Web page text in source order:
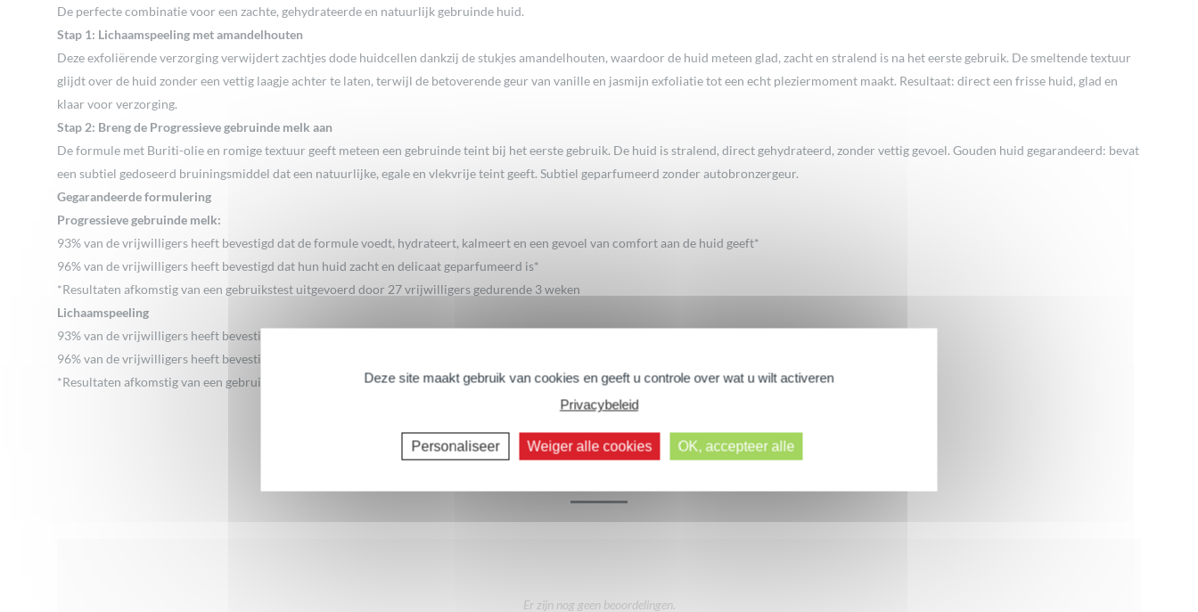
De perfecte combinatie voor een zachte, gehydrateerde en natuurlijk gebruinde huid.
Stap 1: Lichaamspeeling met amandelhouten
Deze exfoliërende verzorging verwijdert zachtjes dode huidcellen dankzij de stukjes amandelhouten, waardoor de huid meteen glad, zacht en stralend is na het eerste gebruik. De smeltende textuur
glijdt over de huid zonder een vettig laagje achter te laten, terwijl de betoverende geur van vanille en jasmijn exfoliatie tot een echt pleziermoment maakt. Resultaat: direct een frisse huid, glad en
klaar voor verzorging.
Stap 2: Breng de Progressieve gebruinde melk aan
De formule met Buriti-olie en romige textuur geeft meteen een gebruinde teint bij het eerste gebruik. De huid is stralend, direct gehydrateerd, zonder vettig gevoel. Gouden huid gegarandeerd: bevat
een subtiel gedoseerd bruiningsmiddel dat een natuurlijke, egale en vlekvrije teint geeft. Subtiel geparfumeerd zonder autobronzergeur.
Gegarandeerde formulering
Progressieve gebruinde melk:
93% van de vrijwilligers heeft bevestigd dat de formule voedt, hydrateert, kalmeert en een gevoel van comfort aan de huid geeft*
96% van de vrijwilligers heeft bevestigd dat hun huid zacht en delicaat geparfumeerd is*
*Resultaten afkomstig van een gebruikstest uitgevoerd door 27 vrijwilligers gedurende 3 weken
Lichaamspeeling
93% van de vrijwilligers heeft bevestigd dat de formule voedt, hydrateert, kalmeert en een gevoel van comfort aan de huid geeft*
96% van de vrijwilligers heeft bevestigd dat hun huid zacht en delicaat geparfumeerd is*
*Resultaten afkomstig van een gebruikstest uitgevoerd door 27 vrijwilligers gedurende 3 weken
De meningen van onze gemeenschap
Er zijn nog geen beoordelingen.
Volgende reacties >>
Deze site maakt gebruik van cookies en geeft u controle over wat u wilt activeren
Privacybeleid
Personaliseer Weiger alle cookies OK, accepteer alle